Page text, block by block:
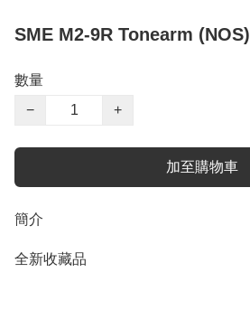
SME M2-9R Tonearm (NOS)
數量
−
+
加至購物車
簡介
全新收藏品